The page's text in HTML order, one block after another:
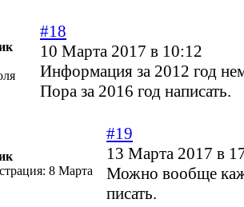
#18
10 Марта 2017 в 10:12
Информация за 2012 год
Пора за 2016 год написать.
8 Марта
#19
13 Марта 2017 в
Можно вообще
писать.